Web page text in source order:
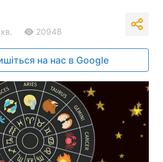
20948
на нас в Google